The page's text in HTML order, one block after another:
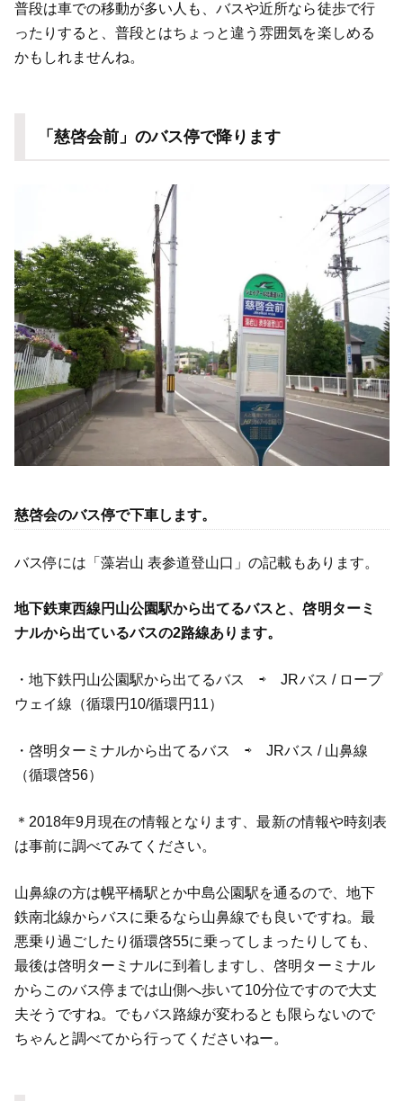
普段は車での移動が多い人も、バスや近所なら徒歩で行
ったりすると、普段とはちょっと違う雰囲気を楽しめる
かもしれませんね。
「慈啓会前」のバス停で降ります
慈啓会のバス停で下車します。
バス停には「藻岩山 表参道登山口」の記載もあります。
地下鉄東西線円山公園駅から出てるバスと、啓明ターミ
ナルから出ているバスの2路線あります。
・地下鉄円山公園駅から出てるバス ⇨ JRバス / ロープ
ウェイ線（循環円10/循環円11）
・啓明ターミナルから出てるバス ⇨ JRバス / 山鼻線
（循環啓56）
＊2018年9月現在の情報となります、最新の情報や時刻表
は事前に調べてみてください。
山鼻線の方は幌平橋駅とか中島公園駅を通るので、地下
鉄南北線からバスに乗るなら山鼻線でも良いですね。最
悪乗り過ごしたり循環啓55に乗ってしまったりしても、
最後は啓明ターミナルに到着しますし、啓明ターミナル
からこのバス停までは山側へ歩いて10分位ですので大丈
夫そうですね。でもバス路線が変わるとも限らないので
ちゃんと調べてから行ってくださいねー。